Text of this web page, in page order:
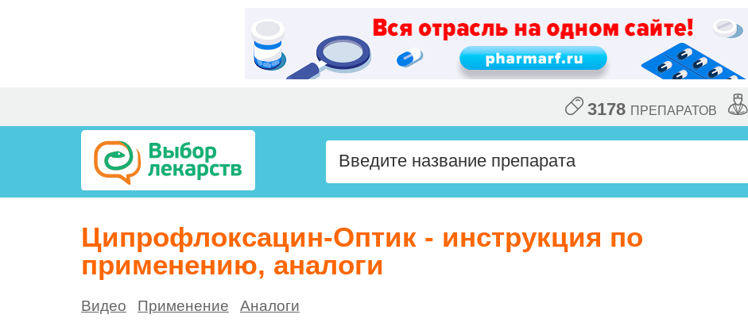
3178 ПРЕПАРАТОВ
Ципрофлоксацин-Оптик - инструкция по
применению, аналоги
Видео Применение Аналоги